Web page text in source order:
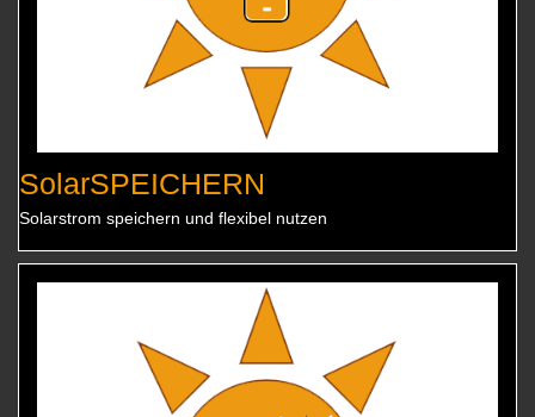
SolarSPEICHERN
Solarstrom speichern und flexibel nutzen